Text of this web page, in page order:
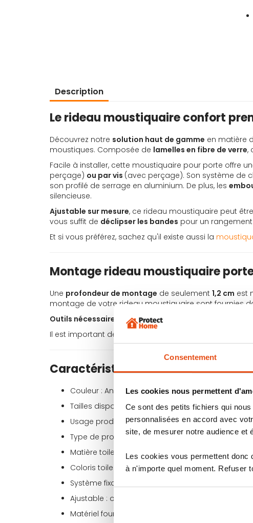
Consentement
Les cookies nous permettent
Ce sont des petits fichiers qui
personnalisées en accord avec
site, de mesurer notre audience et
Les cookies vous permettent donc
à n'importe quel moment. Refuser
Description
Le rideau moustiquaire confort
Découvrez notre solution haut de gamme en matière
moustiques. Composée de lamelles en fibre de verre,
Facile à installer, cette moustiquaire pour porte offre
perçage) ou par vis (avec perçage). Son système de
son profilé de serrage en aluminium. De plus, les
silencieuse.
Ajustable sur mesure, ce rideau moustiquaire peut
vous suffit de déclipser les bandes pour un
Et si vous préférez, sachez qu'il existe aussi la
Montage rideau moustiquaire
Une profondeur de montage de seulement 1,2 cm est
montage de votre rideau moustiquaire sont fournies
Outils nécessaires
pour le montage : un tournevis
Il est important de noter qu'à la fin de la saison, vous
Caractéristiques techniques de la
Couleur : Anthracite
Tailles disponibles : 95x220 / 120x250
Usage produit : porte
Type de produit : rideau moustiquaire
Matière toile : fibre de verre
Coloris toile : anthracite
Système fixation : avec vissage ou sans perçage
Ajustable : oui
Matériel fourni : kit complet